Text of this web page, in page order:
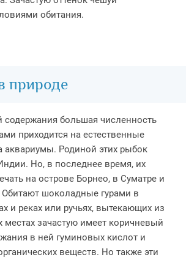
обитания.
природе
содержания большая численность
приходится на естественные
аквариумы. Родиной этих рыбок
Но, в последнее время, их
на острове Борнео, в Суматре и
Обитают шоколадные гурами в
и реках или ручьях, вытекающих из
местах зачастую имеет коричневый
в ней гуминовых кислот и
веществ. Но также эти